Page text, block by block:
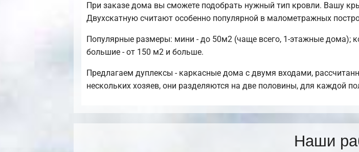
При заказе дома вы сможете подобрать нужный тип кровли. Вашу
Двухскатную считают особенно популярной в малометражных
Популярные размеры: мини - до 50м2 (чаще всего, 1-этажные дома);
большие - от 150 м2 и больше.
Предлагаем дуплексы - каркасные дома с двумя входами,
нескольких хозяев, они разделяются на две половины, для каждой
Наши